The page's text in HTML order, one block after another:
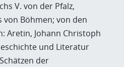
V. von der Pfalz,
von Böhmen; von den
Aretin, Johann Christoph
und Literatur
der